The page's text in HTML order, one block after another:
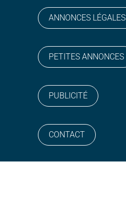
ANNONCES LÉGALES
PETITES ANNONCES
PUBLICITÉ
CONTACT